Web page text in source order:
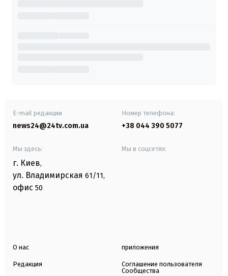
E-mail редакции
news24@24tv.com.ua
Номер телефона:
+38 044 390 5077
Мы здесь:
г. Киев,
ул. Владимирская 61/11,
офис 50
Мы в соцсетях:
О нас
Редакция
приложения
Соглашение пользователя
Сообщества